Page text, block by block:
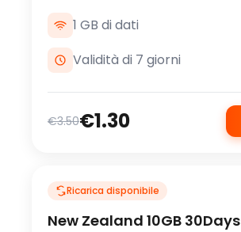
1 GB di dati
Validità di 7 giorni
€3.50€1.30
Ricarica disponibile
New Zealand 10GB 30Days